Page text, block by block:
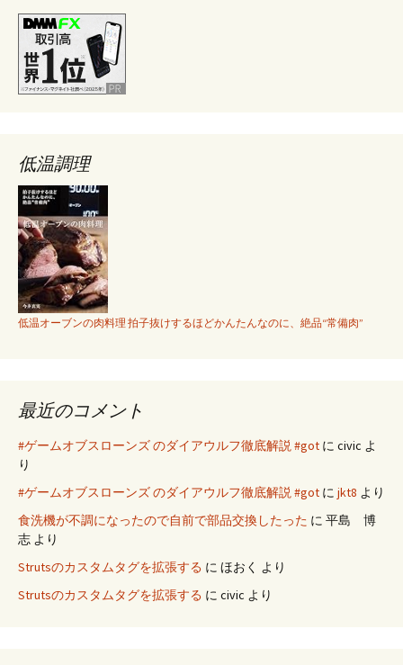
低温調理
低温オーブンの肉料理 拍子抜けするほどかんたんなのに、絶品“常備肉”
最近のコメント
#ゲームオブスローンズ のダイアウルフ徹底解説 #got に civic よ
り
#ゲームオブスローンズ のダイアウルフ徹底解説 #got に jkt8 より
食洗機が不調になったので自前で部品交換したった に 平島 博
志 より
Strutsのカスタムタグを拡張する に ほおく より
Strutsのカスタムタグを拡張する に civic より